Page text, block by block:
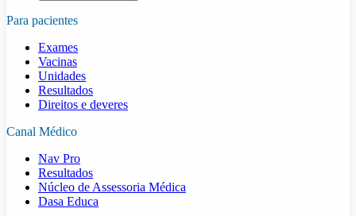
Para pacientes
Exames
Vacinas
Unidades
Resultados
Direitos e deveres
Canal Médico
Nav Pro
Resultados
Núcleo de Assessoria Médica
Dasa Educa